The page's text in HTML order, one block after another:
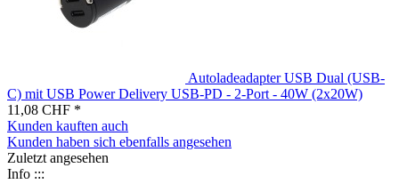
Autoladeadapter USB Dual (USB-
C) mit USB Power Delivery USB-PD - 2-Port - 40W (2x20W)
11,08 CHF *
Kunden kauften auch
Kunden haben sich ebenfalls angesehen
Zuletzt angesehen
Info :::